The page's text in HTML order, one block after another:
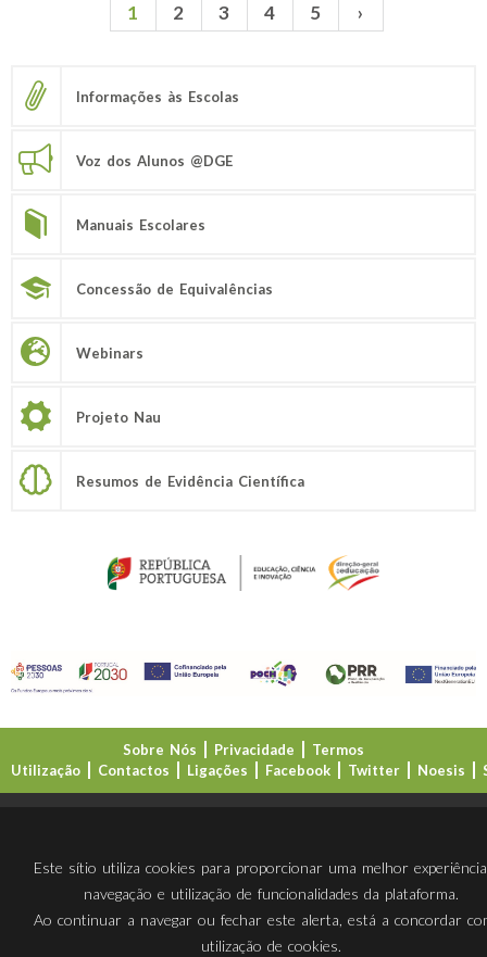
1 2 3 4 5 ›
Informações às Escolas
Voz dos Alunos @DGE
Manuais Escolares
Concessão de Equivalências
Webinars
Projeto Nau
Resumos de Evidência Científica
Sobre Nós Privacidade
Termos
Utilização
Contactos Ligações Facebook Twitter Noesis
Este sítio utiliza cookies para proporcionar uma melhor
navegação e utilização de funcionalidades da plataforma.
Ao continuar a navegar ou fechar este alerta, está a concordar
utilização de cookies.